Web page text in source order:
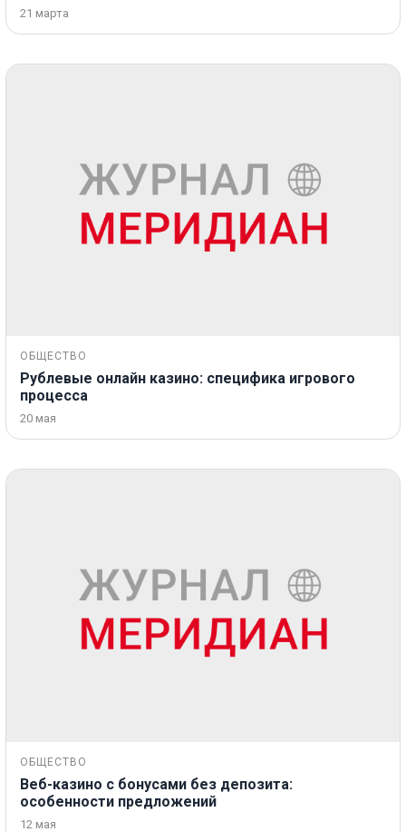
21 марта
ОБЩЕСТВО
Рублевые онлайн казино: специфика игрового
процесса
20 мая
ОБЩЕСТВО
Веб-казино с бонусами без депозита:
особенности предложений
12 мая